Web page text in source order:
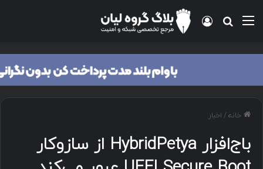
منو جستجو برای
ورود
خانه/ اخبار
باج‌افزار HybridPetya از سازوکار